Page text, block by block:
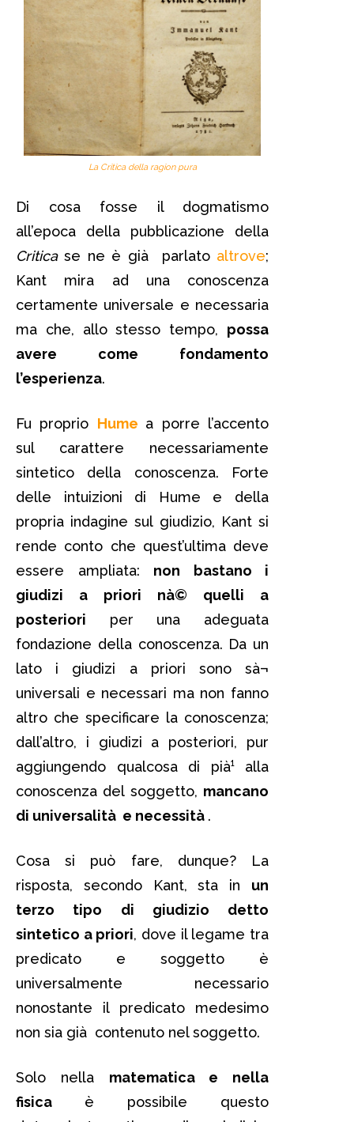
La Critica della ragion pura
Di cosa fosse il dogmatismo
all’epoca della pubblicazione della
Criticase ne è già parlato altrove;
Kant mira ad una conoscenza
certamente universale e necessaria
ma che, allo stesso tempo, possa
avere come fondamento
l’esperienza.
Fu proprio Hume a porre l’accento
sul carattere necessariamente
sintetico della conoscenza. Forte
delle intuizioni di Hume e della
propria indagine sul giudizio, Kant si
rende conto che quest’ultima deve
essere ampliata: non bastano i
giudizi a priori nà© quelli a
posteriori per una adeguata
fondazione della conoscenza. Da un
lato i giudizi a priori sono sà¬
universali e necessari ma non fanno
altro che specificare la conoscenza;
dall’altro, i giudizi a posteriori, pur
aggiungendo qualcosa di pià¹ alla
conoscenza del soggetto, mancano
di universalità e necessità .
Cosa si può fare, dunque? La
risposta, secondo Kant, sta in un
terzo tipo di giudizio detto
sintetico a priori, dove il legame tra
predicato e soggetto è
universalmente necessario
nonostante il predicato medesimo
non sia già contenuto nel soggetto.
Solo nella matematica e nella
fisica è possibile questo